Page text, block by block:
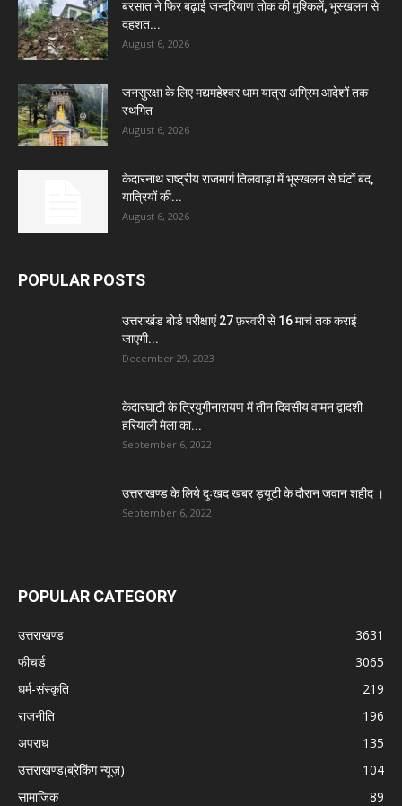
बरसात ने फिर बढ़ाई जन्दरियाण तोक की मुश्किलें, भूस्खलन से
दहशत...
August 6, 2026
जनसुरक्षा के लिए मद्यमहेश्वर धाम यात्रा अग्रिम आदेशों तक
स्थगित
August 6, 2026
केदारनाथ राष्ट्रीय राजमार्ग तिलवाड़ा में भूस्खलन से घंटों बंद,
यात्रियों की...
August 6, 2026
POPULAR POSTS
उत्तराखंड बोर्ड परीक्षाएं 27 फ़रवरी से 16 मार्च तक कराई
जाएगी...
December 29, 2023
केदारघाटी के त्रियुगीनारायण में तीन दिवसीय वामन द्वादशी
हरियाली मेला का...
September 6, 2022
उत्तराखण्ड के लिये दुःखद खबर ड्यूटी के दौरान जवान शहीद ।
September 6, 2022
POPULAR CATEGORY
उत्तराखण्ड
3631
फीचर्ड
3065
धर्म-संस्कृति
219
राजनीति
196
अपराध
135
उत्तराखण्ड(ब्रेकिंग न्यूज़)
104
सामाजिक
89